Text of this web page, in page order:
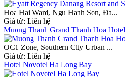
Hoa Hai Ward, Ngu Hanh Son, Đa...
Giá từ: Liên hệ
Muong Thanh Grand Thanh Hoa Hotel
OC1 Zone, Southern City Urban ...
Giá từ: Liên hệ
Hotel Novotel Ha Long Bay